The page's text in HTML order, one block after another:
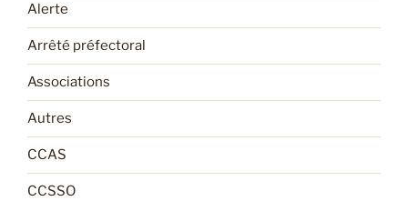
Alerte
Arrêté préfectoral
Associations
Autres
CCAS
CCSSO